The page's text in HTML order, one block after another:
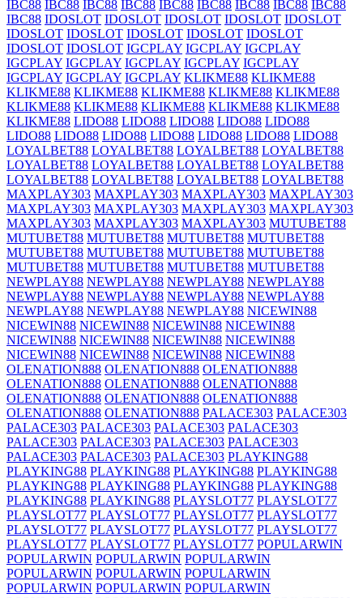
IBC88 IBC88 IBC88 IBC88 IBC88 IBC88 IBC88 IBC88 IBC88
IBC88 IDOSLOT IDOSLOT IDOSLOT IDOSLOT IDOSLOT
IDOSLOT IDOSLOT IDOSLOT IDOSLOT IDOSLOT
IDOSLOT IDOSLOT IGCPLAY IGCPLAY IGCPLAY
IGCPLAY IGCPLAY IGCPLAY IGCPLAY IGCPLAY
IGCPLAY IGCPLAY IGCPLAY KLIKME88 KLIKME88
KLIKME88 KLIKME88 KLIKME88 KLIKME88 KLIKME88
KLIKME88 KLIKME88 KLIKME88 KLIKME88 KLIKME88
KLIKME88 LIDO88 LIDO88 LIDO88 LIDO88 LIDO88
LIDO88 LIDO88 LIDO88 LIDO88 LIDO88 LIDO88 LIDO88
LOYALBET88 LOYALBET88 LOYALBET88 LOYALBET88
LOYALBET88 LOYALBET88 LOYALBET88 LOYALBET88
LOYALBET88 LOYALBET88 LOYALBET88 LOYALBET88
MAXPLAY303 MAXPLAY303 MAXPLAY303 MAXPLAY303
MAXPLAY303 MAXPLAY303 MAXPLAY303 MAXPLAY303
MAXPLAY303 MAXPLAY303 MAXPLAY303 MUTUBET88
MUTUBET88 MUTUBET88 MUTUBET88 MUTUBET88
MUTUBET88 MUTUBET88 MUTUBET88 MUTUBET88
MUTUBET88 MUTUBET88 MUTUBET88 MUTUBET88
NEWPLAY88 NEWPLAY88 NEWPLAY88 NEWPLAY88
NEWPLAY88 NEWPLAY88 NEWPLAY88 NEWPLAY88
NEWPLAY88 NEWPLAY88 NEWPLAY88 NICEWIN88
NICEWIN88 NICEWIN88 NICEWIN88 NICEWIN88
NICEWIN88 NICEWIN88 NICEWIN88 NICEWIN88
NICEWIN88 NICEWIN88 NICEWIN88 NICEWIN88
OLENATION888 OLENATION888 OLENATION888
OLENATION888 OLENATION888 OLENATION888
OLENATION888 OLENATION888 OLENATION888
OLENATION888 OLENATION888 PALACE303 PALACE303
PALACE303 PALACE303 PALACE303 PALACE303
PALACE303 PALACE303 PALACE303 PALACE303
PALACE303 PALACE303 PALACE303 PLAYKING88
PLAYKING88 PLAYKING88 PLAYKING88 PLAYKING88
PLAYKING88 PLAYKING88 PLAYKING88 PLAYKING88
PLAYKING88 PLAYKING88 PLAYSLOT77 PLAYSLOT77
PLAYSLOT77 PLAYSLOT77 PLAYSLOT77 PLAYSLOT77
PLAYSLOT77 PLAYSLOT77 PLAYSLOT77 PLAYSLOT77
PLAYSLOT77 PLAYSLOT77 PLAYSLOT77 POPULARWIN
POPULARWIN POPULARWIN POPULARWIN
POPULARWIN POPULARWIN POPULARWIN
POPULARWIN POPULARWIN POPULARWIN